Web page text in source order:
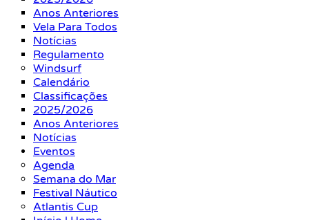
Anos Anteriores
Vela Para Todos
Notícias
Regulamento
Windsurf
Calendário
Classificações
2025/2026
Anos Anteriores
Notícias
Eventos
Agenda
Semana do Mar
Festival Náutico
Atlantis Cup